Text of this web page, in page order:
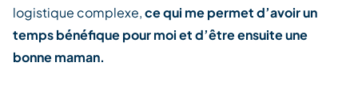
logistique complexe,ce qui me permet d’avoir un
temps bénéfique pour moi et d’être ensuite une
bonne maman.